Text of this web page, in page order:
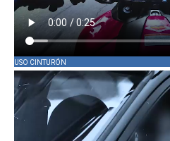
USO CINTURÓN